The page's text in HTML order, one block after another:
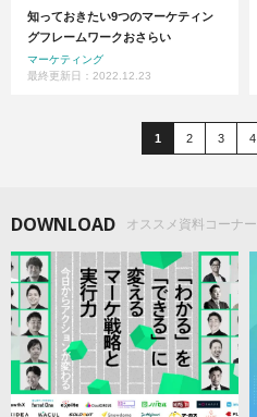
知っておきたい9つのマーケティン
グフレームワークおさらい
マーケティング
最終更新日：2022.12.23
1 2 3 4
DOWNLOAD オススメ資料コーナー